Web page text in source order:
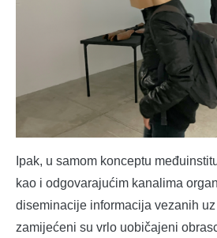
Ipak, u samom konceptu
kao i odgovarajućim kanalima
diseminacije informacija vezanih
zamijećeni su vrlo uobičajeni